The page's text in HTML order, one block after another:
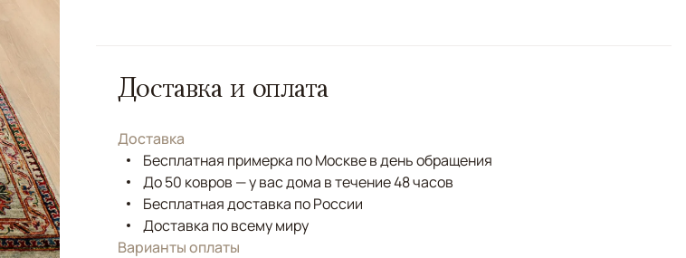
Доставка и оплата
Доставка
Бесплатная примерка по Москве в день обращения
До 50 ковров — у вас дома в течение 48 часов
Бесплатная доставка по России
Доставка по всему миру
Варианты оплаты